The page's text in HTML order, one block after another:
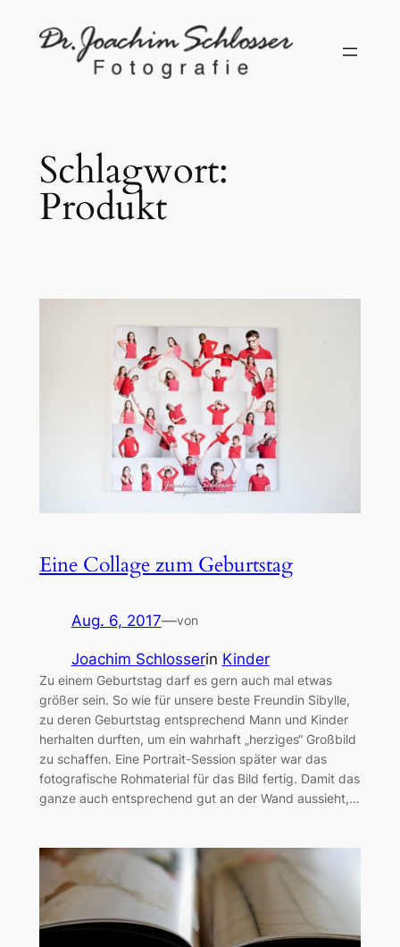
Inhalt
Schlagwort:
Produkt
Eine Collage zum Geburtstag
Aug. 6, 2017—von
Joachim Schlosserin Kinder
Zu einem Geburtstag darf es gern auch mal etwas
größer sein. So wie für unsere beste Freundin Sibylle,
zu deren Geburtstag entsprechend Mann und Kinder
herhalten durften, um ein wahrhaft „herziges“ Großbild
zu schaffen. Eine Portrait-Session später war das
fotografische Rohmaterial für das Bild fertig. Damit das
ganze auch entsprechend gut an der Wand aussieht,…